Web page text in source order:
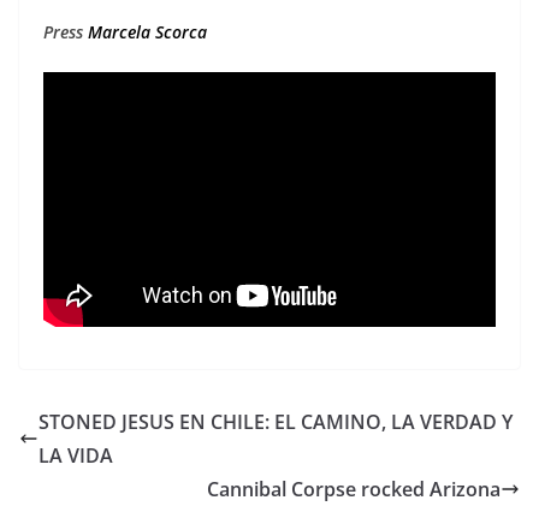
Press Marcela Scorca
STONED JESUS EN CHILE: EL CAMINO, LA VERDAD Y
LA VIDA
Cannibal Corpse rocked Arizona